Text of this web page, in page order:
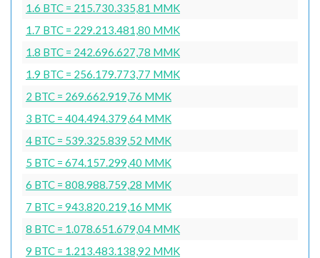
1.6 BTC = 215.730.335,81 MMK
1.7 BTC = 229.213.481,80 MMK
1.8 BTC = 242.696.627,78 MMK
1.9 BTC = 256.179.773,77 MMK
2 BTC = 269.662.919,76 MMK
3 BTC = 404.494.379,64 MMK
4 BTC = 539.325.839,52 MMK
5 BTC = 674.157.299,40 MMK
6 BTC = 808.988.759,28 MMK
7 BTC = 943.820.219,16 MMK
8 BTC = 1.078.651.679,04 MMK
9 BTC = 1.213.483.138,92 MMK